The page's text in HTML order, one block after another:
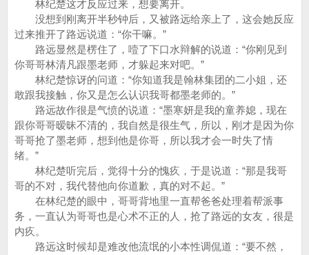
林纪楚这才反应过来，想要离开。
没想到刚离开半秒钟后，又被路远给亲上了，这会她反应
过来推开了路远说道：“你干嘛。”
路远显然是楞住了，噎了下口水辩解的说道：“你刚见到
你哥哥林清凡跟墨老师，才躲起来对吧。”
林纪楚惊讶的问道：“你知道我是翰林集团的二小姐，还
敢跟我接触，你又是怎么认识我哥都墨老师的。”
路远故作很是气愤的说道：“墨寒妍是我的童养媳，现在
跟你哥哥暧昧不清的，我自然是很生气，所以，刚才是因为你
哥哥抢了墨老师，想到他是你哥，所以我才会一时失了情
绪。”
林纪楚听完后，觉得十分的愧疚，于是说道：“那是我哥
哥的不对，我代替他向你道歉，真的对不起。”
在林纪楚的眼中，哥哥背地里一直帮爸爸处理着帮派事
务，一直认为哥哥也是心术不正的人，抢了路远的女友，很是
内疚。
路远这时候却是难改他流氓的小本性调侃道：“要不然，